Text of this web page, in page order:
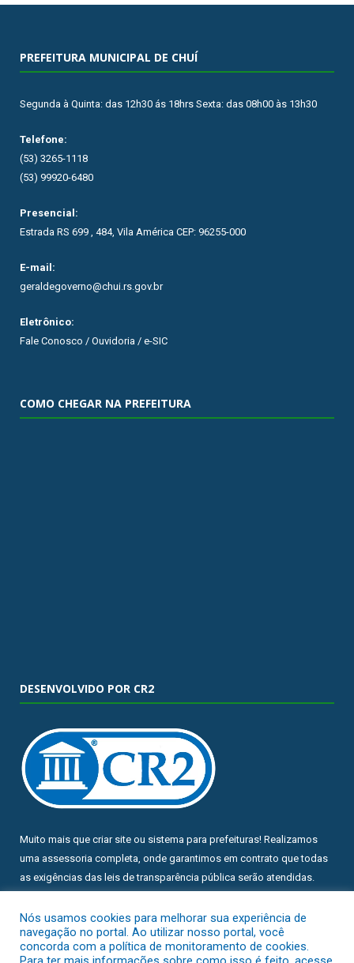
PREFEITURA MUNICIPAL DE CHUÍ
Segunda à Quinta: das 12h30 ás 18hrs Sexta: das 08h00 às 13h30
Telefone:
(53) 3265-1118
(53) 99920-6480
Presencial:
Estrada RS 699 , 484, Vila América CEP: 96255-000
E-mail:
geraldegoverno@chui.rs.gov.br
Eletrônico:
Fale Conosco / Ouvidoria / e-SIC
COMO CHEGAR NA PREFEITURA
DESENVOLVIDO POR CR2
Muito mais que criar site ou sistema para prefeituras! Realizamos
uma assessoria completa, onde garantimos em contrato que todas
as exigências das leis de transparência pública serão atendidas.
Conheça oPNTPe oRadar da Transparência Pública
Nós usamos cookies para melhorar sua experiência de
navegação no portal. Ao utilizar nosso portal, você
concorda com a política de monitoramento de cookies.